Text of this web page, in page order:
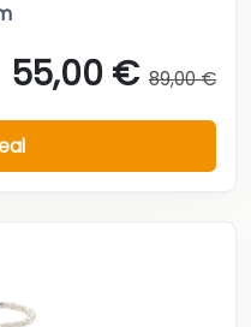
55,00 € 89,00 €